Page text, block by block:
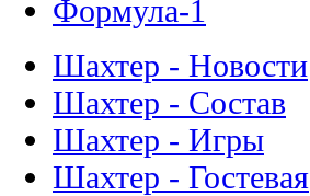
Формула-1
Шахтер - Новости
Шахтер - Состав
Шахтер - Игры
Шахтер - Гостевая